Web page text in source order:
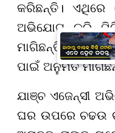
କରିଛନ୍ତି। ଏଥିରେ
ଅଭିଯୋଗ କରି
ମାଗିଛନ୍ତି ଓ ବିନା
ପାଇଁ ଅନୁମତି
ଯାଞ୍ଚ ଏଜେନ୍ସୀ
ଘର ଉପରେ ଚଢଉ